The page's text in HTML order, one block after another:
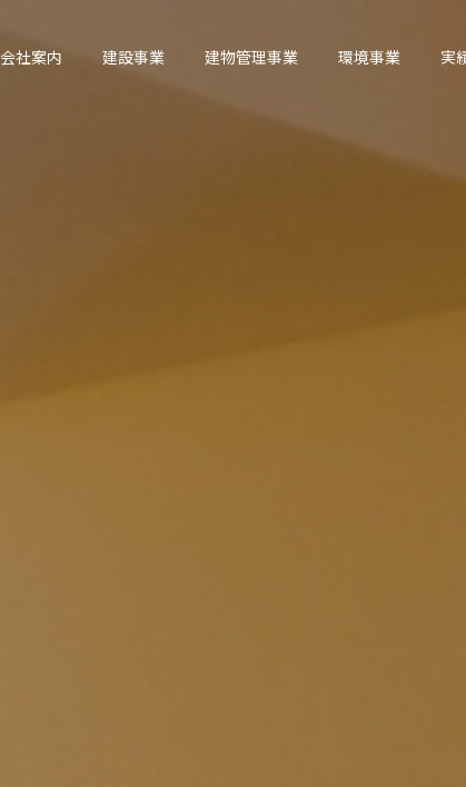
会社案内 建設事業 建物管理事業 環境事業 実